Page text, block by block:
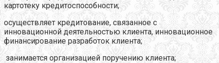
картотеку кредитоспособности;
осуществляет кредитование, связанное с
инновационной деятельностью клиента, инновационное
финансирование разработок клиента;
занимается организацией поручению клиента;